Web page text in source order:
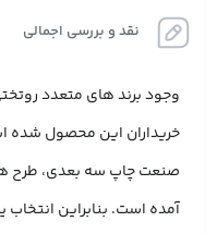
نقد و بررسی اجمالی
وجود برند های متعدد
خریداران این محصول شده
صنعت چاپ سه بعدی، طرح
آمده است. بنابراین